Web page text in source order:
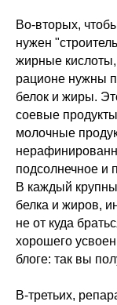
Во-вторых,
нужен
жирные
рационе нужны
белок и жиры.
соевые
молочные
подсолнечное и
В каждый
белка и жиров,
не от куда
хорошего
блоге: так вы
В-третьих,